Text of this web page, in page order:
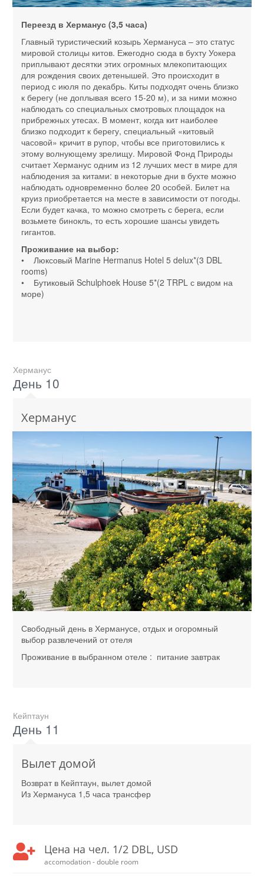
Переезд в Херманус (3,5 часа)
Главный туристический козырь Хермануса – это статус
мировой столицы китов. Ежегодно сюда в бухту Уокера
приплывают десятки этих огромных млекопитающих
для рождения своих детенышей. Это происходит в
период с июля по декабрь. Киты подходят очень близко
к берегу (не доплывая всего 15-20 м), и за ними можно
наблюдать со специальных смотровых площадок на
прибрежных утесах. В момент, когда кит наиболее
близко подходит к берегу, специальный «китовый
часовой» кричит в рупор, чтобы все приготовились к
этому волнующему зрелищу. Мировой Фонд Природы
считает Херманус одним из 12 лучших мест в мире для
наблюдения за китами: в некоторые дни в бухте можно
наблюдать одновременно более 20 особей. Билет на
круиз приобретается на месте в зависимости от погоды.
Если будет качка, то можно смотреть с берега, если
возьмете бинокль, то есть хорошие шансы увидеть
гигантов.
Проживание на выбор:
• Люксовый Marine Hermanus Hotel 5 delux*(3 DBL
rooms)
• Бутиковый Schulphoek House 5*(2 TRPL с видом на
море)
Херманус
День 10
Херманус
Свободный день в Херманусе, отдых и огоромный
выбор развлечений от отеля
Проживание в выбранном отеле : питание завтрак
Кейптаун
День 11
Вылет домой
Возврат в Кейптаун, вылет домой
Из Хермануса 1,5 часа трансфер
Цена на чел. 1/2 DBL, USD
accomodation - double room